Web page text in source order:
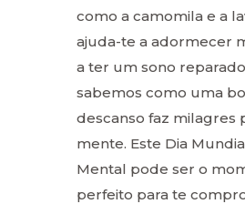
como a camomila e a
ajuda-te a adormecer
a ter um sono
sabemos como uma
descanso faz milagres
mente. Este Dia
Mental pode ser o
perfeito para te